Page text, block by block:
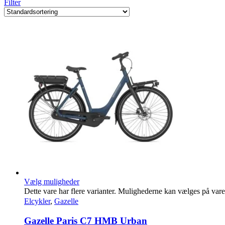
Filter
Vælg muligheder
Dette vare har flere varianter. Mulighederne kan vælges på
Elcykler, Gazelle
Gazelle Paris C7 HMB Urban